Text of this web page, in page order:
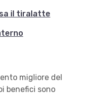
il tiralatte
migliore del
benefici sono